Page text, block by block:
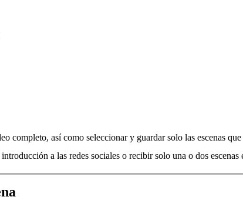
completo, así como seleccionar y guardar solo las escenas
a las redes sociales o recibir solo una o dos escenas